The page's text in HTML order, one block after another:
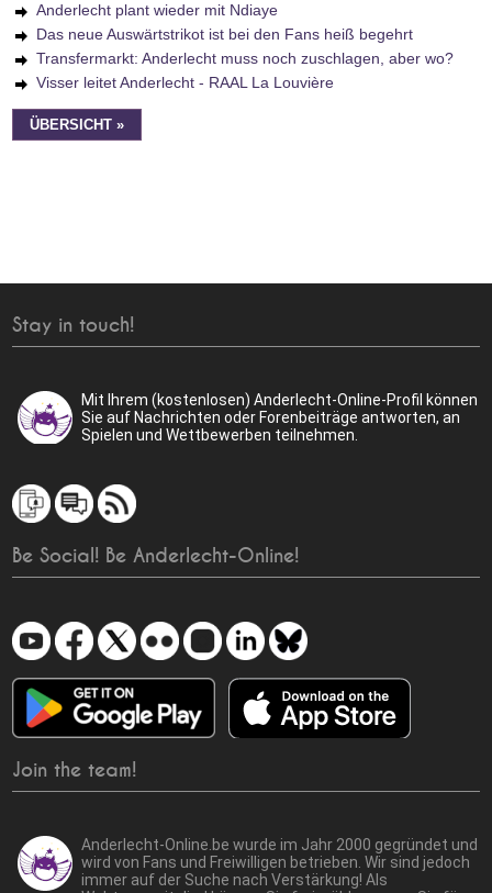
Anderlecht plant wieder mit Ndiaye
Das neue Auswärtstrikot ist bei den Fans heiß begehrt
Transfermarkt: Anderlecht muss noch zuschlagen, aber wo?
Visser leitet Anderlecht - RAAL La Louvière
ÜBERSICHT »
Stay in touch!
Mit Ihrem (kostenlosen) Anderlecht-Online-Profil können
Sie auf Nachrichten oder Forenbeiträge antworten, an
Spielen und Wettbewerben teilnehmen.
Be Social! Be Anderlecht-Online!
Join the team!
Anderlecht-Online.be wurde im Jahr 2000 gegründet und
wird von Fans und Freiwilligen betrieben. Wir sind jedoch
immer auf der Suche nach Verstärkung! Als